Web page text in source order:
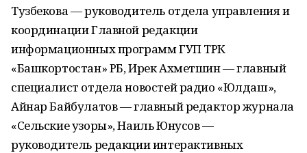
Тузбекова — руководитель отдела управления и
координации Главной редакции
информационных программ ГУП ТРК
«Башкортостан» РБ, Ирек Ахметшин — главный
специалист отдела новостей радио «Юлдаш»,
Айнар Байбулатов — главный редактор журнала
«Сельские узоры», Наиль Юнусов —
руководитель редакции интерактивных